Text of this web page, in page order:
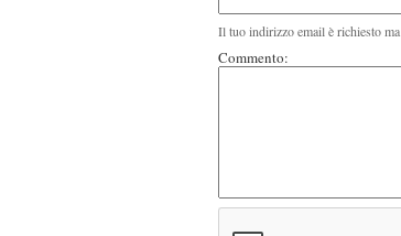
Il tuo indirizzo email è richiesto ma
Commento: